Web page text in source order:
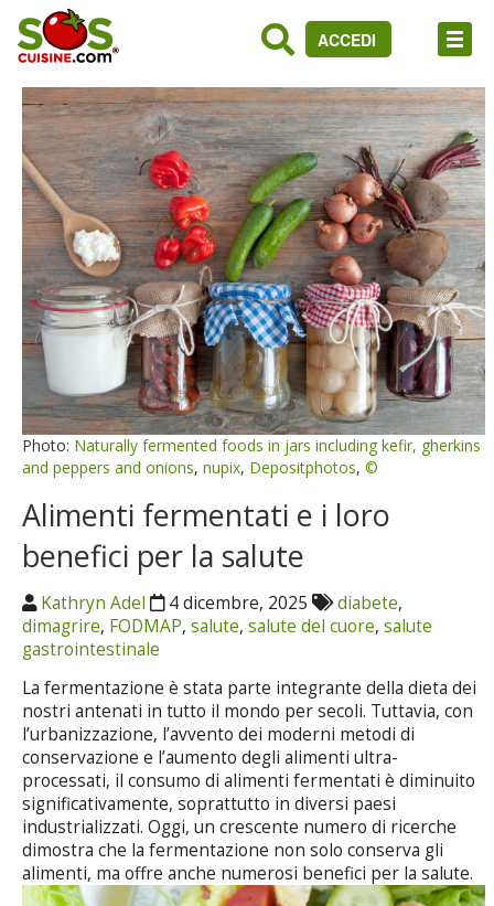
ACCEDI
Photo: Naturally fermented foods in jars including kefir, gherkins
and peppers and onions, nupix, Depositphotos, ©
Alimenti fermentati e i loro
benefici per la salute
Kathryn Adel 4 dicembre, 2025 diabete,
dimagrire, FODMAP, salute, salute del cuore, salute
gastrointestinale
La fermentazione è stata parte integrante della dieta dei
nostri antenati in tutto il mondo per secoli. Tuttavia, con
l’urbanizzazione, l’avvento dei moderni metodi di
conservazione e l’aumento degli alimenti ultra-
processati, il consumo di alimenti fermentati è diminuito
significativamente, soprattutto in diversi paesi
industrializzati. Oggi, un crescente numero di ricerche
dimostra che la fermentazione non solo conserva gli
alimenti, ma offre anche numerosi benefici per la salute.